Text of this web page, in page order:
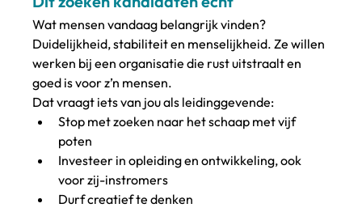
Wat mensen vandaag belangrijk vinden?
Duidelijkheid, stabiliteit en menselijkheid. Ze willen
werken bij een organisatie die rust uitstraalt en
goed is voor z’n mensen.
Dat vraagt iets van jou als leidinggevende:
Stop met zoeken naar het schaap met vijf
poten
Investeer in opleiding en ontwikkeling, ook
voor zij-instromers
Durf creatief te denken